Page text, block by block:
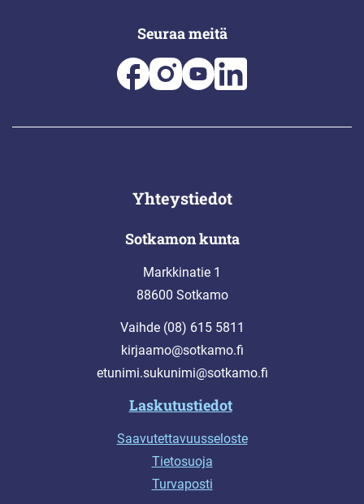
Seuraa meitä
Yhteystiedot
Sotkamon kunta
Markkinatie 1
88600 Sotkamo
Vaihde (08) 615 5811
kirjaamo@sotkamo.fi
etunimi.sukunimi@sotkamo.fi
Laskutustiedot
Saavutettavuusseloste
Tietosuoja
Turvaposti